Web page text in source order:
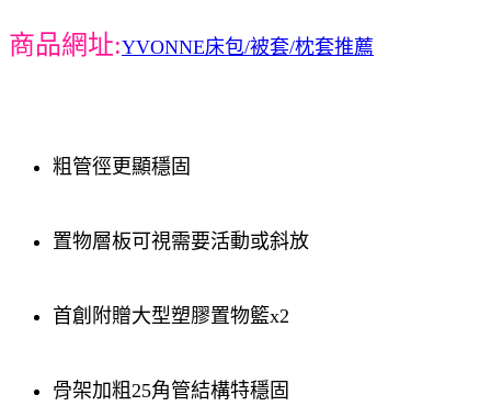
商品網址:YVONNE床包/被套/枕套推薦
粗管徑更顯穩固
置物層板可視需要活動或斜放
首創附贈大型塑膠置物籃x2
骨架加粗25角管結構特穩固